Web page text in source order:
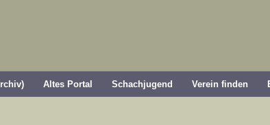
Altes Portal Schachjugend Verein finden